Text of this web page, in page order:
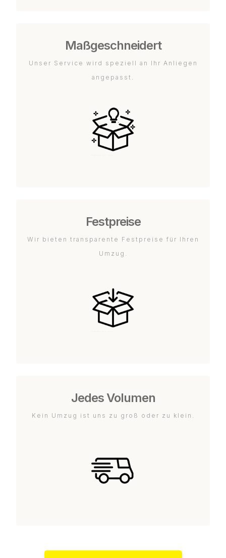
Maßgeschneidert
Unser Service wird speziell an Ihr Anliegen
angepasst.
Festpreise
Wir bieten transparente Festpreise für Ihren
Umzug.
Jedes Volumen
Kein Umzug ist uns zu groß oder zu klein.